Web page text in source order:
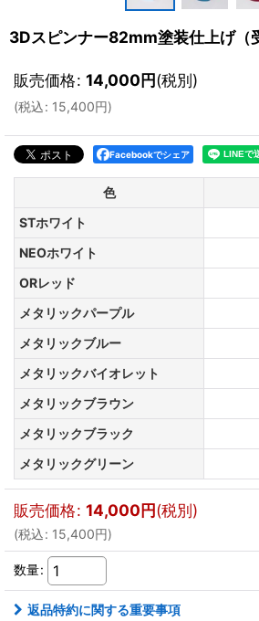
3Dスピンナー82mm塗装仕上げ（
販売価格: 14,000円(税別)
(税込: 15,400円)
Facebookでシェア
色
STホワイト
NEOホワイト
ORレッド
メタリックパープル
メタリックブルー
メタリックバイオレット
メタリックブラウン
メタリックブラック
メタリックグリーン
販売価格: 14,000円(税別)
(税込: 15,400円)
数量:
返品特約に関する重要事項